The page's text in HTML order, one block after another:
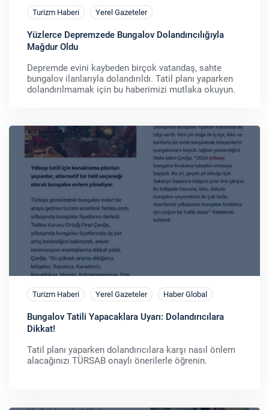
Turizm Haberi Yerel Gazeteler
Yüzlerce Depremzede Bungalov Dolandırıcılığıyla
Mağdur Oldu
Depremde evini kaybeden birçok vatandaş, sahte
bungalov ilanlarıyla dolandırıldı. Tatil planı yaparken
dolandırılmamak için bu haberimizi mutlaka okuyun.
Turizm Haberi Yerel Gazeteler Haber Global
Bungalov Tatili Yapacaklara Uyarı: Dolandırıcılara
Dikkat!
Tatil planı yaparken dolandırıcılara karşı nasıl önlem
alacağınızı TÜRSAB onaylı önerilerle öğrenin.